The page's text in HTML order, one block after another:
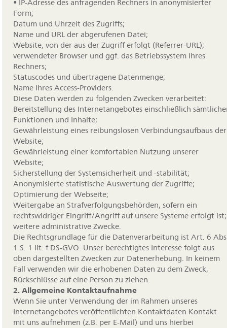
• IP-Adresse des anfragenden Rechners in anonymisierter
Form;
Datum und Uhrzeit des Zugriffs;
Name und URL der abgerufenen Datei;
Website, von der aus der Zugriff erfolgt (Referrer-URL);
verwendeter Browser und ggf. das Betriebssystem Ihres
Rechners;
Statuscodes und übertragene Datenmenge;
Name Ihres Access-Providers.
Diese Daten werden zu folgenden Zwecken verarbeitet:
Bereitstellung des Internetangebotes einschließlich
Funktionen und Inhalte;
Gewährleistung eines reibungslosen Verbindungsaufbaus der
Website;
Gewährleistung einer komfortablen Nutzung unserer
Website;
Sicherstellung der Systemsicherheit und -stabilität;
Anonymisierte statistische Auswertung der Zugriffe;
Optimierung der Webseite;
Weitergabe an Strafverfolgungsbehörden, sofern ein
rechtswidriger Eingriff/Angriff auf unsere Systeme erfolgt ist;
weitere administrative Zwecke.
Die Rechtsgrundlage für die Datenverarbeitung ist Art. 6
1 S. 1 lit. f DS-GVO. Unser berechtigtes Interesse folgt aus
oben dargestellten Zwecken zur Datenerhebung. In keinem
Fall verwenden wir die erhobenen Daten zu dem Zweck,
Rückschlüsse auf eine Person zu ziehen.
2. Allgemeine Kontaktaufnahme
Wenn Sie unter Verwendung der im Rahmen unseres
Internetangebotes veröffentlichten Kontaktdaten Kontakt
mit uns aufnehmen (z.B. per E-Mail) und uns hierbei